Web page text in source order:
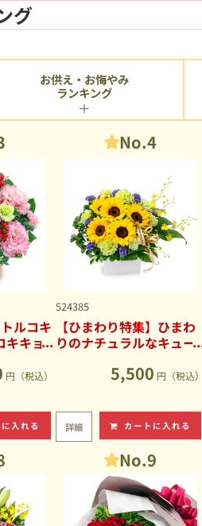
グ
ルコキ
キキョ
円（税込）
入れる
No.4
524385
【ひまわり特集】ひまわ
りのナチュラルなキュー
5,500 円（税込）
詳細 カートに入れる
No.9
お供え・お悔やみ
ランキング